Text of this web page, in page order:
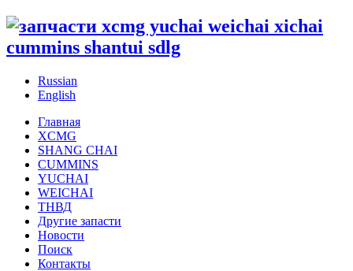
Russian
English
Главная
XCMG
SHANG CHAI
CUMMINS
YUCHAI
WEICHAI
ТНВД
Другие запасти
Новости
Поиск
Контакты